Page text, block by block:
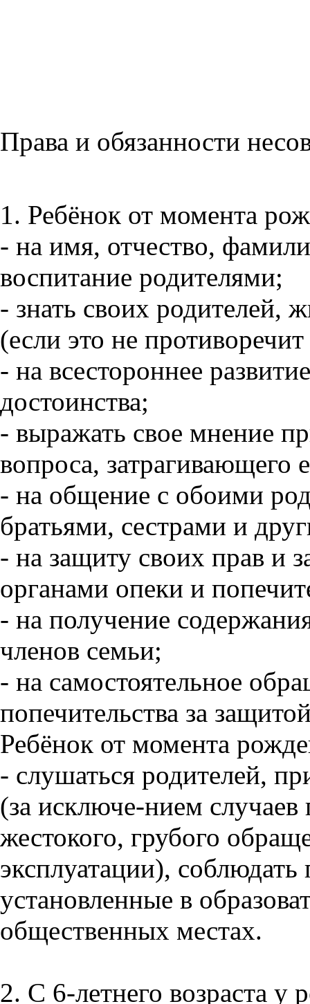
Права и обязанности
1. Ребёнок от момента
- на имя, отчество,
воспитание родителями;
- знать своих родителей,
(если это не
- на всестороннее
достоинства;
- выражать свое мнение
вопроса, затрагивающего
- на общение с обоими
братьями, сестрами и
- на защиту своих прав и
органами опеки и
- на получение
членов семьи;
- на самостоятельное
попечительства за
Ребёнок от момента
- слушаться родителей,
(за исключе-нием случаев
жестокого, грубого
эксплуатации), соблюдать
установленные в
общественных местах.
2. С 6-летнего возраста у